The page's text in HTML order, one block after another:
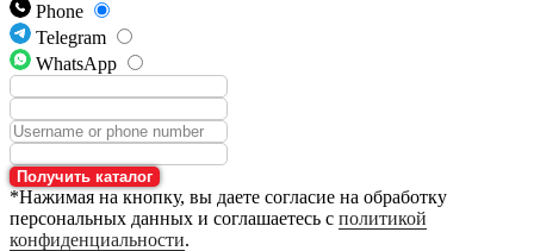
Phone
Telegram
WhatsApp
Получить каталог
*Нажимая на кнопку, вы даете согласие на обработку
персональных данных и соглашаетесь с политикой
конфиденциальности.